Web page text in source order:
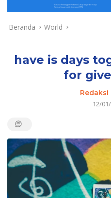
Beranda World
have is days
for
Redaksi
12/